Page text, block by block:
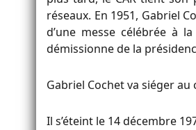
réseaux. En 1951, Gabriel
d’une messe célébrée à
démissionne de la
Gabriel Cochet va siéger au
Il s’éteint le 14 décembre